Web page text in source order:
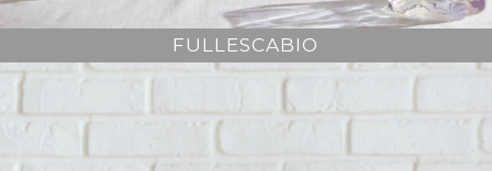
FULLESCABIO